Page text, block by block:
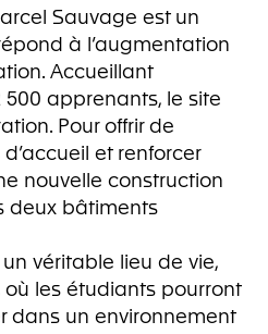
Sauvage est un
à l’augmentation
Accueillant
apprenants, le site
Pour offrir de
et renforcer
nouvelle construction
deux bâtiments
véritable lieu de vie,
les étudiants pourront
dans un environnement